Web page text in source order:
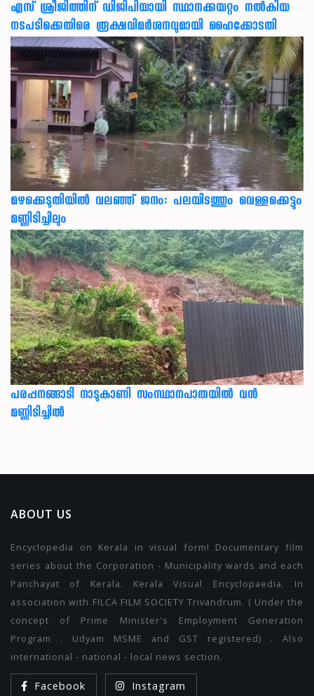
എസ് ശ്രീജിത്തിന് ഡിജിപിയായി സ്ഥാനക്കയറ്റം നൽകിയ
നടപടിക്കെതിരെ രൂക്ഷവിമർശനവുമായി ഹൈക്കോടതി
മഴക്കെടുതിയിൽ വലഞ്ഞ് ജനം: പലയിടത്തും വെള്ളക്കെട്ടും
മണ്ണിടിച്ചിലും
പരപ്പനങ്ങാടി നാടുകാണി സംസ്ഥാനപാതയില്‍ വന്‍
മണ്ണിടിച്ചില്‍
ABOUT US
Encyclopedia on Kerala in visual form! Documentary film
series about the Corporation - Municipality wards and each
Panchayat of Kerala. Kerala Visual Encyclopaedia. In
association with FILCA FILM SOCIETY Trivandrum. ( Under the
concept of Prime Minister's Employment Generation
Program . Udyam MSME and GST registered) . Also
international - national - local news section.
Facebook Instagram